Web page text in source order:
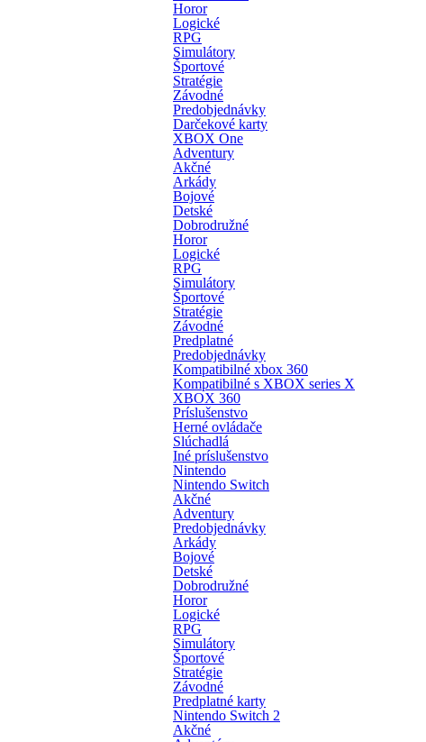
Horor
Logické
RPG
Simulátory
Športové
Stratégie
Závodné
Predobjednávky
Darčekové karty
XBOX One
Adventury
Akčné
Arkády
Bojové
Detské
Dobrodružné
Horor
Logické
RPG
Simulátory
Športové
Stratégie
Závodné
Predplatné
Predobjednávky
Kompatibilné xbox 360
Kompatibilné s XBOX series X
XBOX 360
Príslušenstvo
Herné ovládače
Slúchadlá
Iné príslušenstvo
Nintendo
Nintendo Switch
Akčné
Adventury
Predobjednávky
Arkády
Bojové
Detské
Dobrodružné
Horor
Logické
RPG
Simulátory
Športové
Stratégie
Závodné
Predplatné karty
Nintendo Switch 2
Akčné